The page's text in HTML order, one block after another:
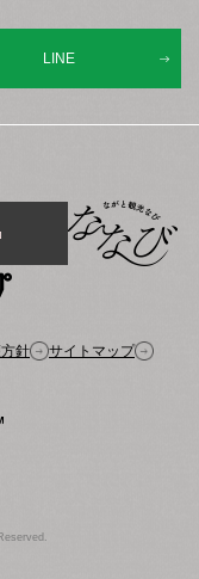
LINE
針 サイトマップ